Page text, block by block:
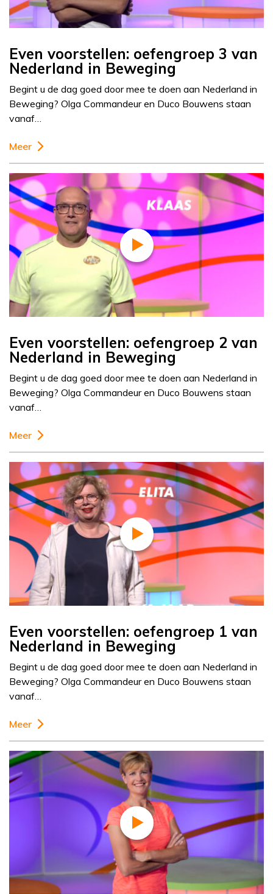
Even voorstellen: oefengroep 3 van
Nederland in Beweging
Begint u de dag goed door mee te doen aan Nederland in
Beweging? Olga Commandeur en Duco Bouwens staan
vanaf…
Meer
Even voorstellen: oefengroep 2 van
Nederland in Beweging
Begint u de dag goed door mee te doen aan Nederland in
Beweging? Olga Commandeur en Duco Bouwens staan
vanaf…
Meer
Even voorstellen: oefengroep 1 van
Nederland in Beweging
Begint u de dag goed door mee te doen aan Nederland in
Beweging? Olga Commandeur en Duco Bouwens staan
vanaf…
Meer